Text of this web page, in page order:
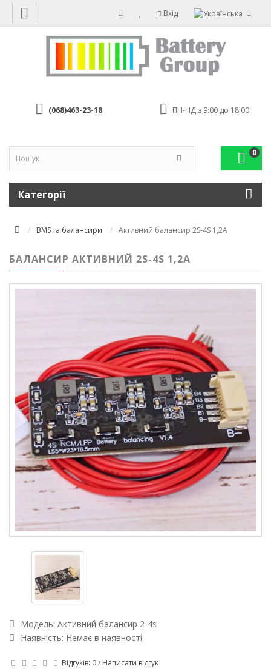
Вхід
(068)463-23-18 ПН-НД з 9:00 до 18:00
0
Категорії
BMS та балансири Активний балансир 2S-4S 1,2А
БАЛАНСИР АКТИВНИЙ 2S-4S 1,2А
Модель: Активний балансир 2-4s
Наявність: Немає в наявності
Відгуків: 0/ Написати відгук